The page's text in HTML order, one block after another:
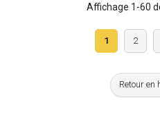
Affichage 1-60
1 2
Retour en